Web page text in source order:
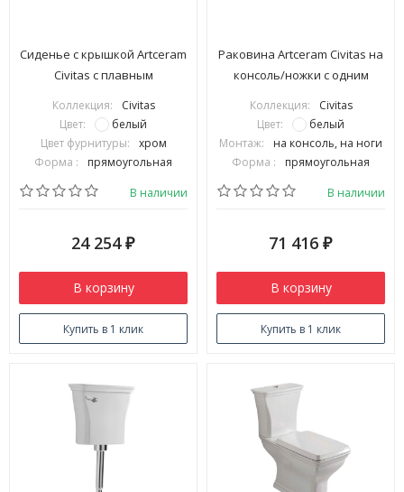
Сиденье с крышкой Artceram
Civitas с плавным
CIA010 01 71
Коллекция:
Civitas
Цвет:
белый
Цвет фурнитуры:
хром
Форма :
прямоугольная
В наличии
24 254 ₽
В корзину
Купить в 1 клик
Раковина Artceram Civitas на
консоль/ножки с одним
CIL002 01 00
Коллекция:
Civitas
Цвет:
белый
Монтаж:
на консоль, на ноги
Форма :
прямоугольная
В наличии
71 416 ₽
В корзину
Купить в 1 клик